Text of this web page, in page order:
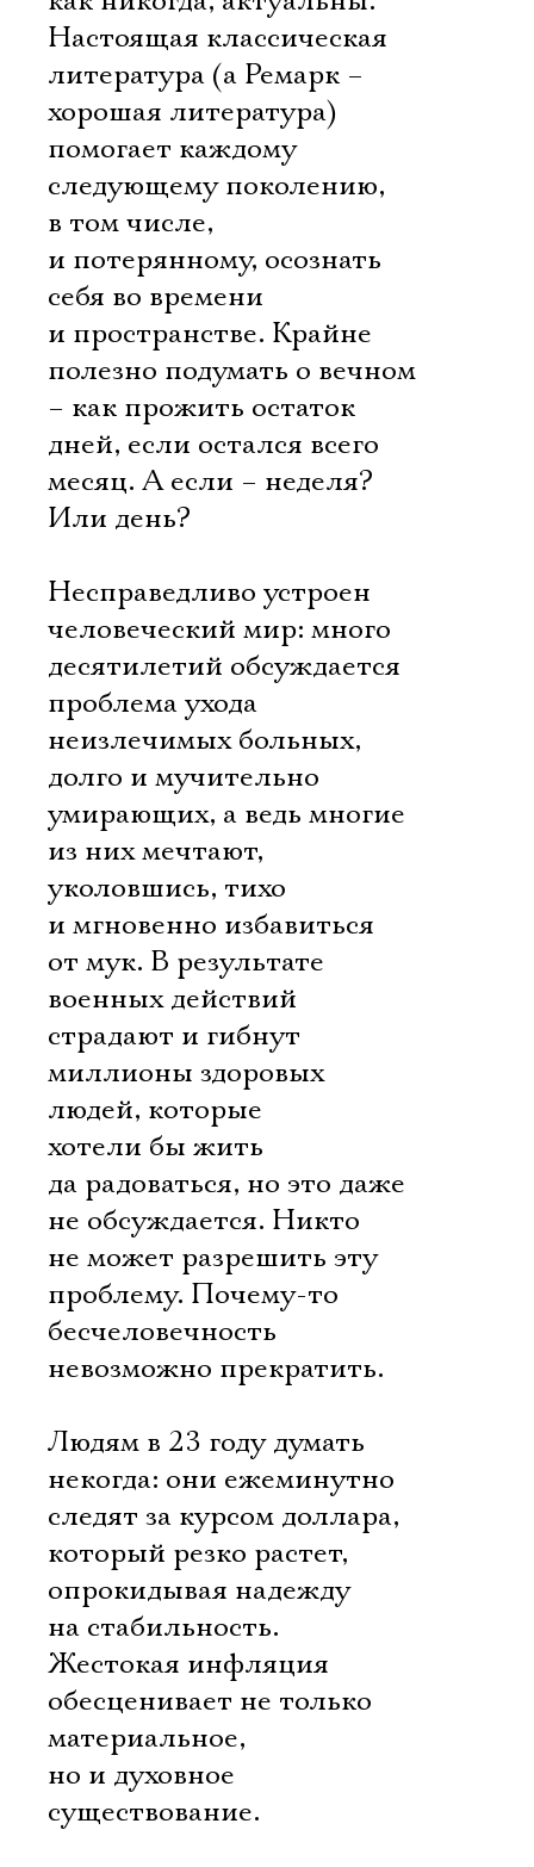
Настоящая классическая
литература (а Ремарк –
хорошая литература)
помогает каждому
следующему поколению,
в том числе,
и потерянному, осознать
себя во времени
и пространстве. Крайне
полезно подумать о вечном
– как прожить остаток
дней, если остался всего
месяц. А если – неделя?
Или день?
Несправедливо устроен
человеческий мир: много
десятилетий обсуждается
проблема ухода
неизлечимых больных,
долго и мучительно
умирающих, а ведь многие
из них мечтают,
уколовшись, тихо
и мгновенно избавиться
от мук. В результате
военных действий
страдают и гибнут
миллионы здоровых
людей, которые
хотели бы жить
да радоваться, но это даже
не обсуждается. Никто
не может разрешить эту
проблему. Почему-то
бесчеловечность
невозможно прекратить.
Людям в 23 году думать
некогда: они ежеминутно
следят за курсом доллара,
который резко растет,
опрокидывая надежду
на стабильность.
Жестокая инфляция
обесценивает не только
материальное,
но и духовное
существование.